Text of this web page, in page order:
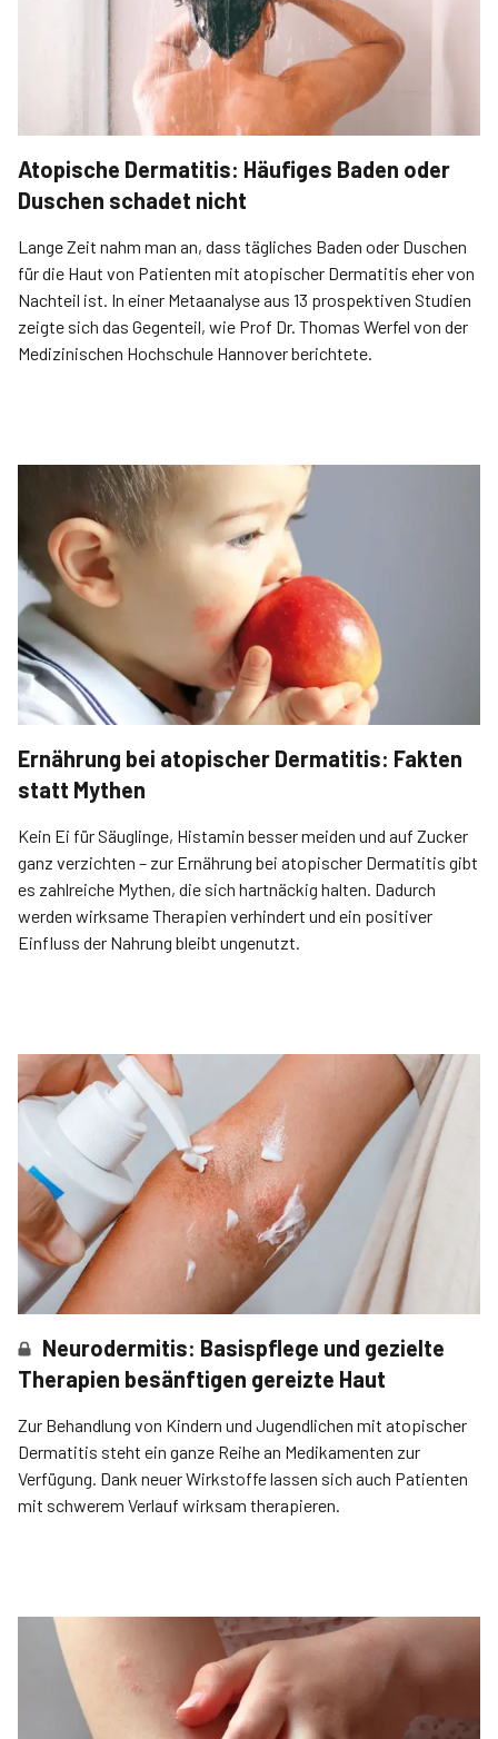
Atopische Dermatitis: Häufiges Baden oder
Duschen schadet nicht
Lange Zeit nahm man an, dass tägliches Baden oder Duschen
für die Haut von Patienten mit atopischer Dermatitis eher von
Nachteil ist. In einer Metaanalyse aus 13 prospektiven Studien
zeigte sich das Gegenteil, wie Prof Dr. Thomas Werfel von der
Medizinischen Hochschule Hannover berichtete.
Ernährung bei atopischer Dermatitis: Fakten
statt Mythen
Kein Ei für Säuglinge, Histamin besser meiden und auf Zucker
ganz verzichten – zur Ernährung bei atopischer Dermatitis gibt
es zahlreiche Mythen, die sich hartnäckig halten. Dadurch
werden wirksame Therapien verhindert und ein positiver
Einfluss der Nahrung bleibt ungenutzt.
Neurodermitis: Basispflege und gezielte
Therapien besänftigen gereizte Haut
Zur Behandlung von Kindern und Jugendlichen mit atopischer
Dermatitis steht ein ganze Reihe an Medikamenten zur
Verfügung. Dank neuer Wirkstoffe lassen sich auch Patienten
mit schwerem Verlauf wirksam therapieren.